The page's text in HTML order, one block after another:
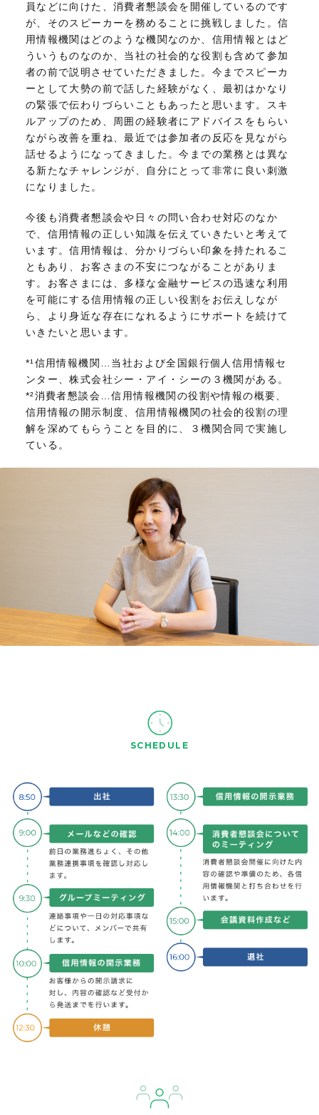
員などに向けた、消費者懇談会を開催しているのです
が、そのスピーカーを務めることに挑戦しました。信
用情報機関はどのような機関なのか、信用情報とはど
ういうものなのか、当社の社会的な役割も含めて参加
者の前で説明させていただきました。今までスピーカ
ーとして大勢の前で話した経験がなく、最初はかなり
の緊張で伝わりづらいこともあったと思います。スキ
ルアップのため、周囲の経験者にアドバイスをもらい
ながら改善を重ね、最近では参加者の反応を見ながら
話せるようになってきました。今までの業務とは異な
る新たなチャレンジが、自分にとって非常に良い刺激
になりました。
今後も消費者懇談会や日々の問い合わせ対応のなか
で、信用情報の正しい知識を伝えていきたいと考えて
います。信用情報は、分かりづらい印象を持たれるこ
ともあり、お客さまの不安につながることがありま
す。お客さまには、多様な金融サービスの迅速な利用
を可能にする信用情報の正しい役割をお伝えしなが
ら、より身近な存在になれるようにサポートを続けて
いきたいと思います。
*¹信用情報機関…当社および全国銀行個人信用情報セ
ンター、株式会社シー・アイ・シーの３機関がある。
*²消費者懇談会…信用情報機関の役割や情報の概要、
信用情報の開示制度、信用情報機関の社会的役割の理
解を深めてもらうことを目的に、３機関合同で実施し
ている。
SCHEDULE